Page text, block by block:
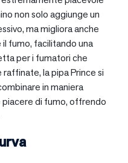
non solo aggiunge un
ma migliora anche
fumo, facilitando una
per i fumatori che
la pipa Prince si
in maniera
di fumo, offrendo